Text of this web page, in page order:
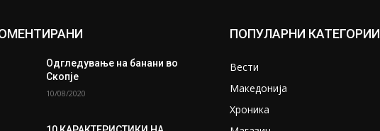
Одгледување на банани во
Скопје
10/08/2020
ПОПУЛАРНИ КАТЕГОРИИ
Вести
Македонија
Хроника